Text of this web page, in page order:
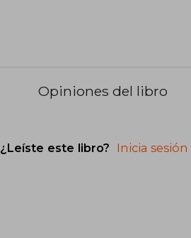
Opiniones del libro
¿Leíste este libro? Inicia sesión